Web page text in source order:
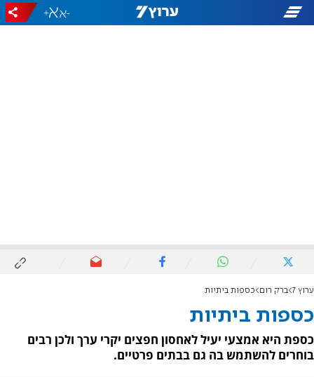
-
+
ערוץ 7 ברק רום כספות ביתיות
כספות ביתיות
כספת היא אמצעי יעיל לאחסון חפצים יקרי ערך ולכן רבים
בוחרים להשתמש בה גם בבתים פרטיים.